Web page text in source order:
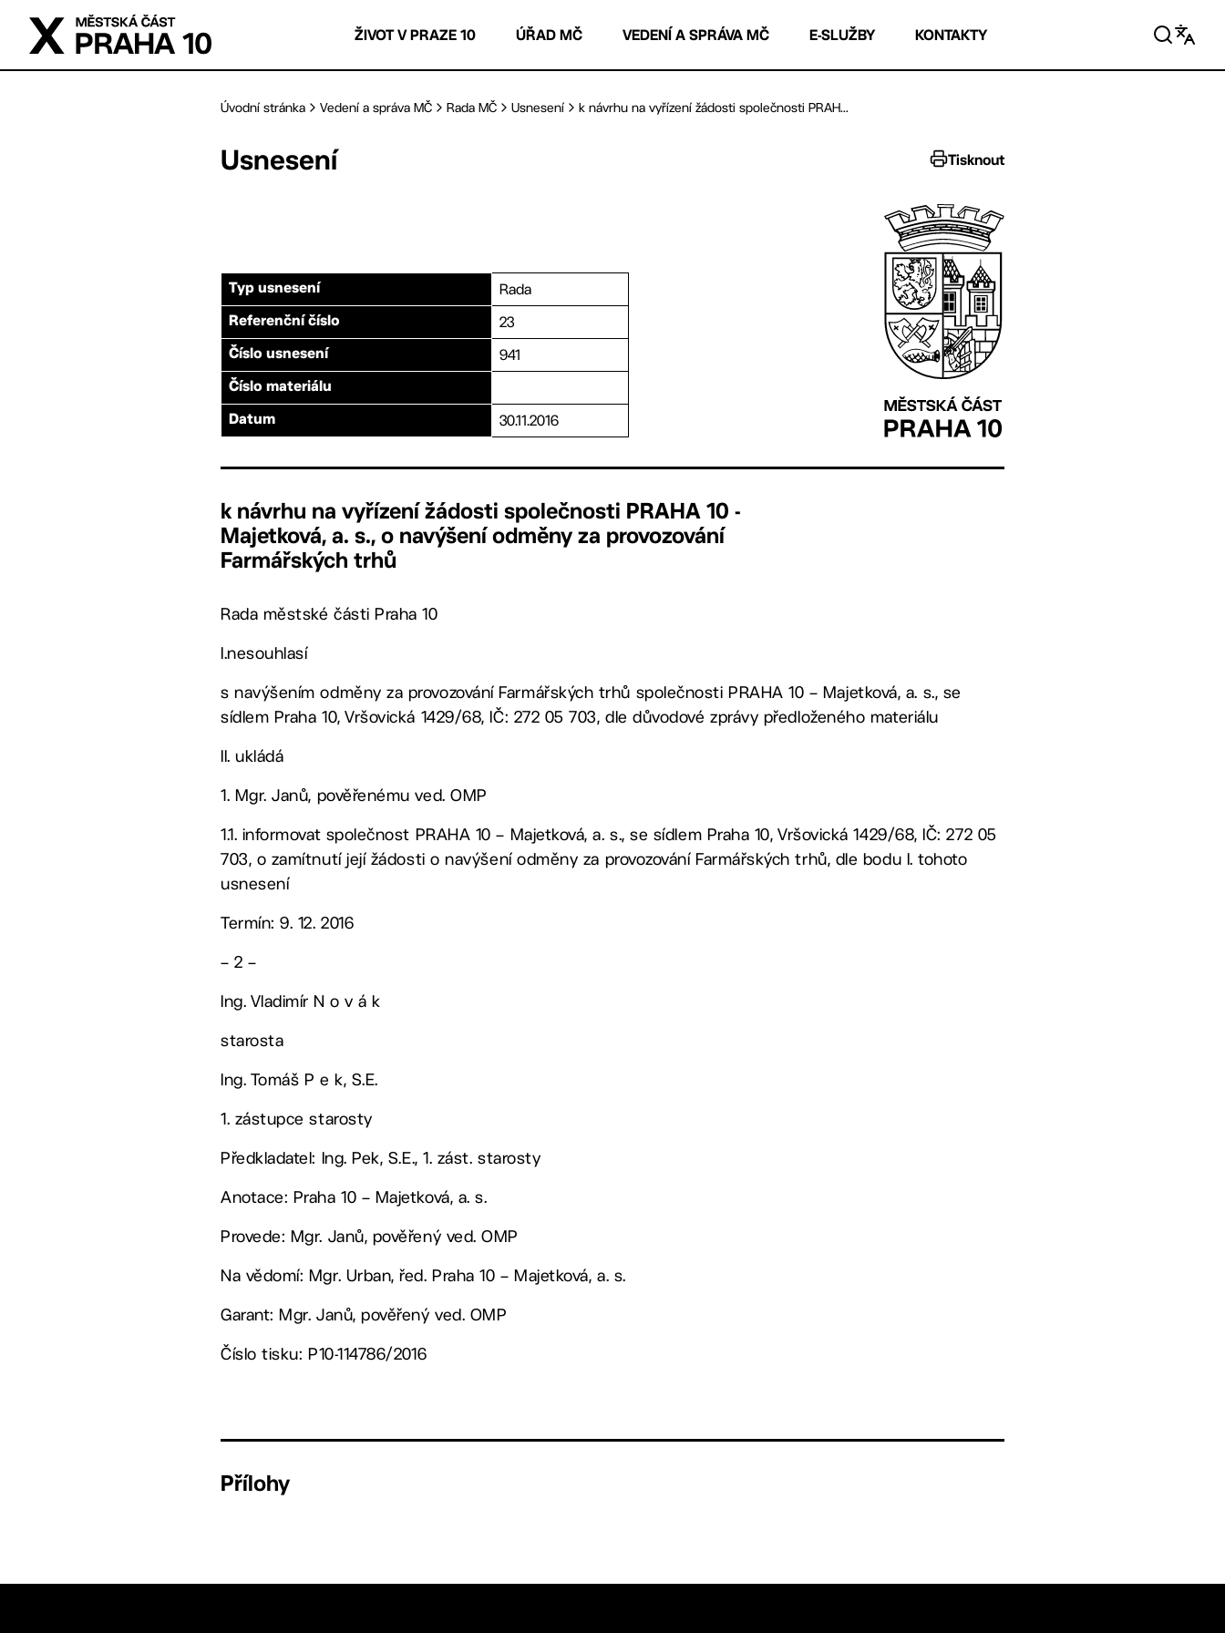
Přejít na hlavní obsah
ŽIVOT V PRAZE 10 ÚŘAD MČ VEDENÍ A SPRÁVA MČ E-SLUŽBY KONTAKTY
Úvodní stránka Vedení a správa MČ Rada MČ Usnesení k návrhu na vyřízení žádosti společnosti PRAH...
Usnesení Tisknout
Typ usnesení Rada
Referenční číslo 23
Číslo usnesení 941
Číslo materiálu
Datum 30.11.2016
k návrhu na vyřízení žádosti společnosti PRAHA 10 -
Majetková, a. s., o navýšení odměny za provozování
Farmářských trhů
Rada městské části Praha 10
I.nesouhlasí
s navýšením odměny za provozování Farmářských trhů společnosti PRAHA 10 – Majetková, a. s., se
sídlem Praha 10, Vršovická 1429/68, IČ: 272 05 703, dle důvodové zprávy předloženého materiálu
II. ukládá
1. Mgr. Janů, pověřenému ved. OMP
1.1. informovat společnost PRAHA 10 – Majetková, a. s., se sídlem Praha 10, Vršovická 1429/68, IČ: 272 05
703, o zamítnutí její žádosti o navýšení odměny za provozování Farmářských trhů, dle bodu I. tohoto
usnesení
Termín: 9. 12. 2016
– 2 –
Ing. Vladimír N o v á k
starosta
Ing. Tomáš P e k, S.E.
1. zástupce starosty
Předkladatel: Ing. Pek, S.E., 1. zást. starosty
Anotace: Praha 10 – Majetková, a. s.
Provede: Mgr. Janů, pověřený ved. OMP
Na vědomí: Mgr. Urban, řed. Praha 10 – Majetková, a. s.
Garant: Mgr. Janů, pověřený ved. OMP
Číslo tisku: P10-114786/2016
Přílohy